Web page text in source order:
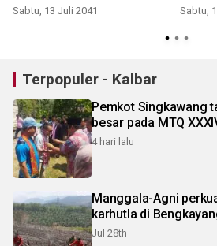
Sabtu, 13 Juli 2041 Sabtu,
Terpopuler - Kalbar
Pemkot Singkawang
besar pada MTQ
4 hari lalu
Manggala-Agni
karhutla di
Jul 28th